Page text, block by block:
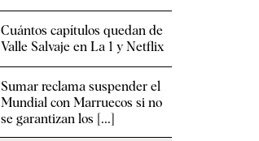
Cuántos capítulos quedan de
Valle Salvaje en La 1 y Netflix
Sumar reclama suspender el
Mundial con Marruecos si no
se garantizan los [...]